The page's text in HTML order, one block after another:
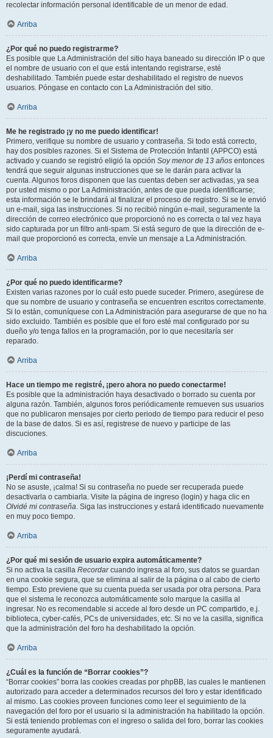
recolectar información personal identificable de un menor de edad.
Arriba
¿Por qué no puedo registrarme?
Es posible que La Administración del sitio haya baneado su dirección IP o que
el nombre de usuario con el que está intentando registrarse, esté
deshabilitado. También puede estar deshabilitado el registro de nuevos
usuarios. Póngase en contacto con La Administración del sitio.
Arriba
Me he registrado ¡y no me puedo identificar!
Primero, verifique su nombre de usuario y contraseña. Si todo está correcto,
hay dos posibles razones. Si el Sistema de Protección Infantil (APPCO) está
activado y cuando se registró eligió la opción Soy menor de 13 años entonces
tendrá que seguir algunas instrucciones que se le darán para activar la
cuenta. Algunos foros disponen que las cuentas deben ser activadas, ya sea
por usted mismo o por La Administración, antes de que pueda identificarse;
esta información se le brindará al finalizar el proceso de registro. Si se le envió
un e-mail, siga las instrucciones. Si no recibió ningún e-mail, seguramente la
dirección de correo electrónico que proporcionó no es correcta o tal vez haya
sido capturada por un filtro anti-spam. Si está seguro de que la dirección de e-
mail que proporcionó es correcta, envíe un mensaje a La Administración.
Arriba
¿Por qué no puedo identificarme?
Existen varias razones por lo cuál esto puede suceder. Primero, asegúrese de
que su nombre de usuario y contraseña se encuentren escritos correctamente.
Si lo están, comuníquese con La Administración para asegurarse de que no ha
sido excluido. También es posible que el foro esté mal configurado por su
dueño y/o tenga fallos en la programación, por lo que necesitaría ser
reparado.
Arriba
Hace un tiempo me registré, ¡pero ahora no puedo conectarme!
Es posible que la administración haya desactivado o borrado su cuenta por
alguna razón. También, algunos foros periódicamente remueven sus usuarios
que no publicaron mensajes por cierto periodo de tiempo para reducir el peso
de la base de datos. Si es así, registrese de nuevo y participe de las
discuciones.
Arriba
¡Perdí mi contraseña!
No se asuste, ¡calma! Si su contraseña no puede ser recuperada puede
desactivarla o cambiarla. Visite la página de ingreso (login) y haga clic en
Olvidé mi contraseña. Siga las instrucciones y estará identificado nuevamente
en muy poco tiempo.
Arriba
¿Por qué mi sesión de usuario expira automáticamente?
Si no activa la casilla Recordarcuando ingresa al foro, sus datos se guardan
en una cookie segura, que se elimina al salir de la página o al cabo de cierto
tiempo. Esto previene que su cuenta pueda ser usada por otra persona. Para
que el sistema le reconozca automáticamente solo marque la casilla al
ingresar. No es recomendable si accede al foro desde un PC compartido, e.j.
biblioteca, cyber-cafés, PCs de universidades, etc. Si no ve la casilla, significa
que la administración del foro ha deshabilitado la opción.
Arriba
¿Cuál es la función de “Borrar cookies”?
“Borrar cookies” borra las cookies creadas por phpBB, las cuales le mantienen
autorizado para acceder a determinados recursos del foro y estar identificado
al mismo. Las cookies proveen funciones como leer el seguimiento de la
navegación del foro por el usuario si la administración ha habilitado la opción.
Si está teniendo problemas con el ingreso o salida del foro, borrar las cookies
seguramente ayudará.